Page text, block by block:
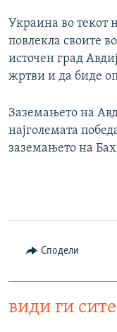
Украина во текот
повлекла своите
источен град
жртви и да биде
Заземањето на
најголемата
заземањето на
Сподели
види ги